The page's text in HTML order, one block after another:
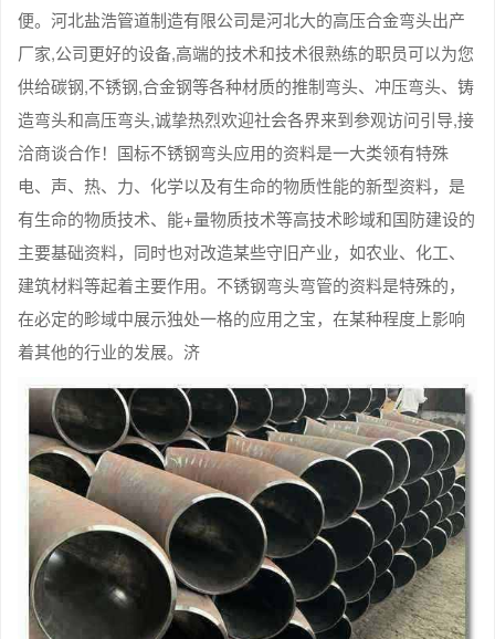
便。河北盐浩管道制造有限公司是河北大的高压合金弯头出产
厂家,公司更好的设备,高端的技术和技术很熟练的职员可以为您
供给碳钢,不锈钢,合金钢等各种材质的推制弯头、冲压弯头、铸
造弯头和高压弯头,诚挚热烈欢迎社会各界来到参观访问引导,接
洽商谈合作！国标不锈钢弯头应用的资料是一大类领有特殊
电、声、热、力、化学以及有生命的物质性能的新型资料，是
有生命的物质技术、能+量物质技术等高技术畛域和国防建设的
主要基础资料，同时也对改造某些守旧产业，如农业、化工、
建筑材料等起着主要作用。不锈钢弯头弯管的资料是特殊的，
在必定的畛域中展示独处一格的应用之宝，在某种程度上影响
着其他的行业的发展。济